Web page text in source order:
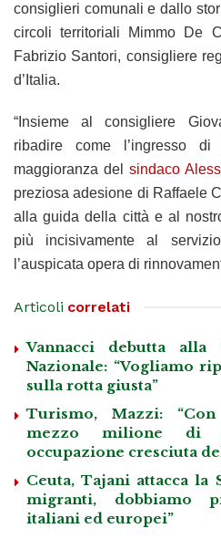
consiglieri comunali e dallo
circoli territoriali Mimmo De
Fabrizio Santori, consigliere
d’Italia.
“Insieme al consigliere
ribadire come l’ingresso di
maggioranza del sindaco
preziosa adesione di Raffaele
alla guida della città e al
più incisivamente al
l’auspicata opera di
Articoli correlati
Vannacci debutta alla
Nazionale: “Vogliamo
sulla rotta giusta”
Turismo, Mazzi:
mezzo milione di
occupazione cresciuta del
Ceuta, Tajani attacca la
migranti, dobbiamo
italiani ed europei”